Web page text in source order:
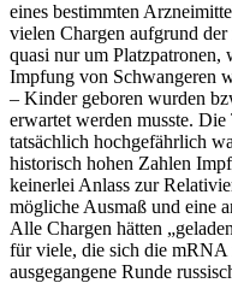
eines bestimmten
vielen Chargen aufgrund
quasi nur um Platzpatronen,
Impfung von Schwangeren
– Kinder geboren wurden
erwartet werden musste. Die
tatsächlich hochgefährlich
historisch hohen Zahlen
keinerlei Anlass zur
mögliche Ausmaß und eine
Alle Chargen hätten
für viele, die sich die
ausgegangene Runde